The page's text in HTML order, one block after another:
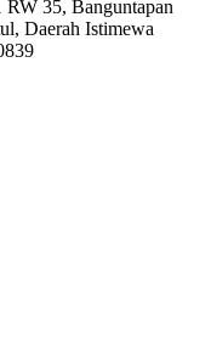
RW 35, Banguntapan
Daerah Istimewa